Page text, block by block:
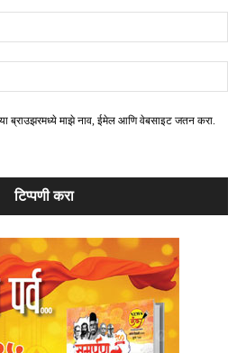
या ब्राउझरमध्ये माझे नाव, ईमेल आणि वेबसाइट जतन करा.